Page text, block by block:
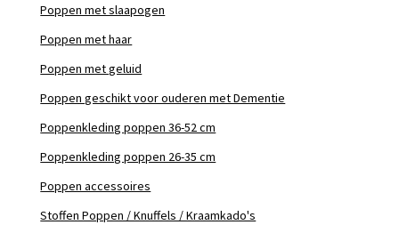
Poppen met slaapogen
Poppen met haar
Poppen met geluid
Poppen geschikt voor ouderen met Dementie
Poppenkleding poppen 36-52 cm
Poppenkleding poppen 26-35 cm
Poppen accessoires
Stoffen Poppen / Knuffels / Kraamkado's